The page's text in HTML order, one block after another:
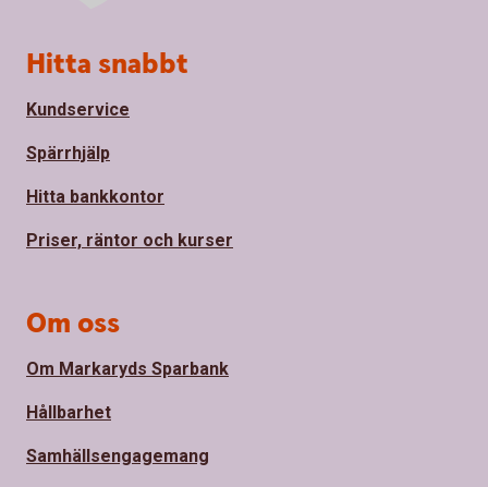
Sidfot
Hitta snabbt
Kundservice
Spärrhjälp
Hitta bankkontor
Priser, räntor och kurser
Om oss
Om Markaryds Sparbank
Hållbarhet
Samhällsengagemang